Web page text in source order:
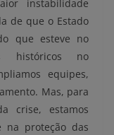
instabilidade
de que o Estado
que esteve no
históricos no
equipes,
Mas, para
crise, estamos
na proteção das